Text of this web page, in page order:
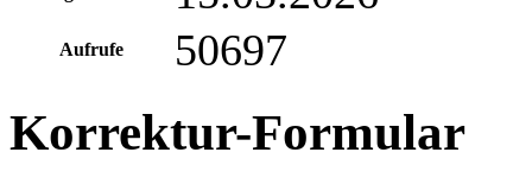
Aufrufe 50697
Korrektur-Formular